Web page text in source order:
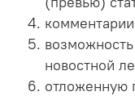
новостной
отложенную